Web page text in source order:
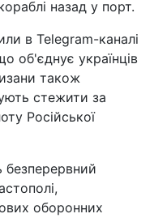
назад у порт.
в Telegram-каналі
об'єднує українців
також
стежити за
Російської
оборонних